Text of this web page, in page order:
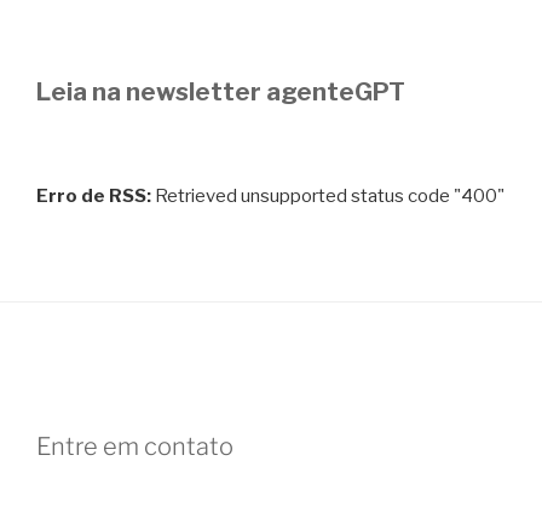
Leia na newsletter agenteGPT
Erro de RSS: Retrieved unsupported status code "400"
Entre em contato